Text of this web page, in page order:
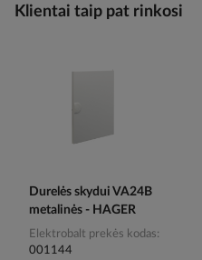
Klientai taip pat rinkosi
Durelės skydui VA24B
metalinės - HAGER
Elektrobalt prekės kodas
001144